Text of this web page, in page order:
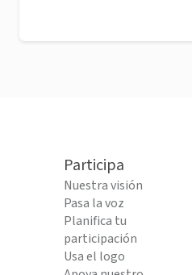
Participa
Nuestra visión
Pasa la voz
Planifica tu
participación
Usa el logo